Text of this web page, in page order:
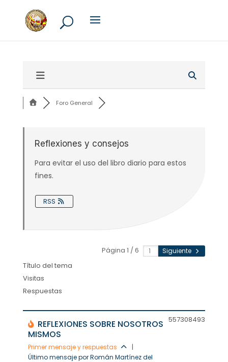
Foro General
Reflexiones y consejos
Para evitar el uso del libro diario para estos
fines.
RSS
Página 1 / 6 Siguiente
Título del tema
Visitas
Respuestas
REFLEXIONES SOBRE NOSOTROS
MISMOS
Primer mensaje y respuestas
|
Último mensaje por Román Martínez del
557308493